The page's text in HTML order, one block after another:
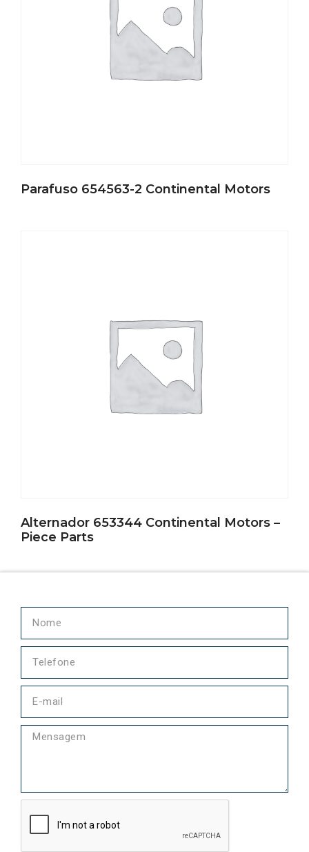
Parafuso 654563-2 Continental Motors
Alternador 653344 Continental Motors –
Piece Parts